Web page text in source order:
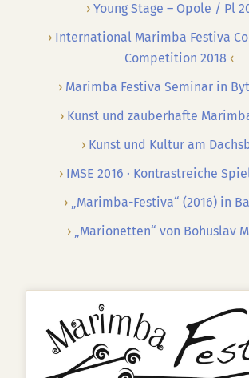
Young Stage – Opole / Pl
International Marimba Festiva
Competition 2018
Marimba Festiva Seminar in
Kunst und zauberhafte
Kunst und Kultur am
IMSE 2016 · Kontrastreiche
„Marimba-Festiva“ (2016) in
„Marionetten“ von Bohuslav